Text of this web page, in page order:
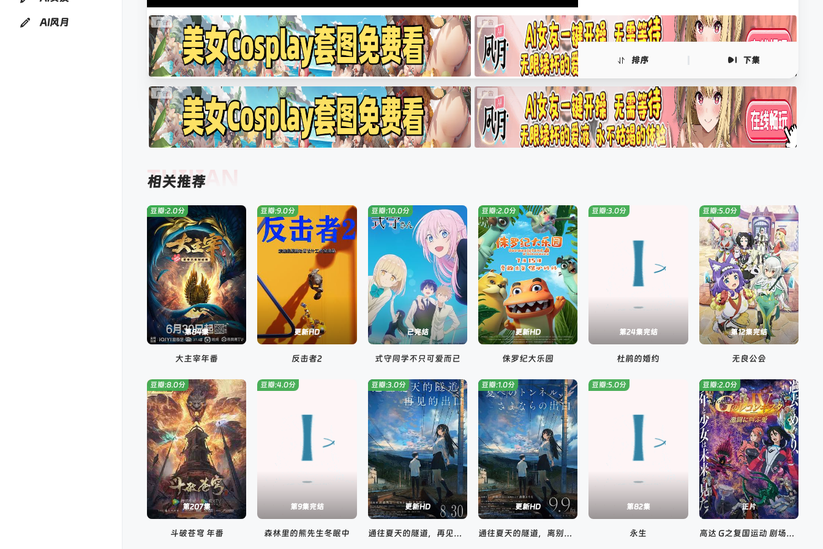
AI风月
排序 下集
相关推荐
TUIJIAN
第84集
豆瓣:2.0分
大主宰年番
更新HD
豆瓣:9.0分
反击者2
已完结
豆瓣:10.0分
式守同学不只可爱而已
更新HD
豆瓣:2.0分
侏罗纪大乐园
第24集完结
豆瓣:3.0分
杜鹃的婚约
第12集完结
豆瓣:5.0分
无良公会
第207集
豆瓣:8.0分
斗破苍穹 年番
第9集完结
豆瓣:4.0分
森林里的熊先生冬眠中
更新HD
豆瓣:3.0分
通往夏天的隧道，再见的出口国语
更新HD
豆瓣:1.0分
通往夏天的隧道，离别的出口
第82集
豆瓣:5.0分
永生
正片
豆瓣:2.0分
高达 G之复国运动 剧场版IV 在激斗中呼唤爱